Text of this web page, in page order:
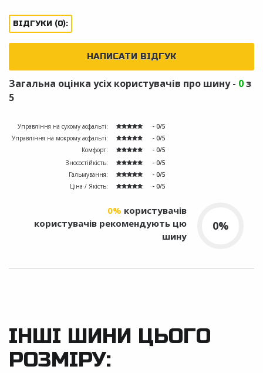
ВІДГУКИ (0):
НАПИСАТИ ВІДГУК
Загальна оцінка усіх користувачів про шину - 0з
5
Управління на сухому асфальті:
- 0/5
Управління на мокрому асфальті:
- 0/5
Комфорт:
- 0/5
Зносостійкість:
- 0/5
Гальмування:
- 0/5
Ціна / Якість:
- 0/5
0%
0% користувачів
користувачів рекомендують цю
шину
ІНШІ ШИНИ ЦЬОГО
РОЗМІРУ: